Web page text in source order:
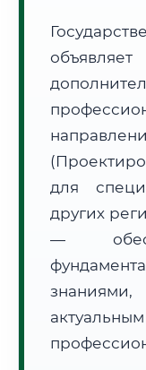
📍 Региональная
Субъект:
Тел. код:
Почтовые индексы:
Часовой пояс:
🗺️ Зона обслуживания:
для
других
—